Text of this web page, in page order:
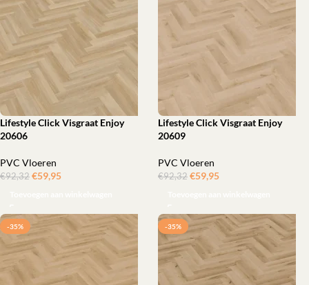
Lifestyle Click Visgraat Enjoy
20606
PVC Vloeren
€92,32 €59,95
Lifestyle Click Visgraat Enjoy
20609
PVC Vloeren
€92,32 €59,95
-35% -35%